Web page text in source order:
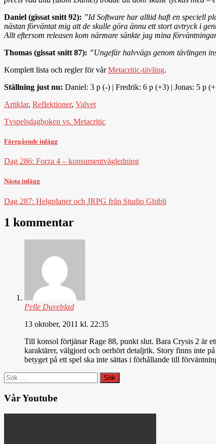
Daniel (gissat snitt 92): ”Id Software har alltid haft en speciell
nästan förväntat mig att de skulle göra ännu ett stort avtryck i
Allt eftersom releasen kom närmare sänkte jag mina
Thomas (gissat snitt 87): ”Ungefär halvvägs genom tävlingen
Komplett lista och regler för vårMetacritic-tävling.
Ställning just nu: Daniel: 3 p (-) | Fredrik: 6 p (+3) | Jonas: 5 p
Artiklar, Reflektioner, Valvet
Tvspelsdagboken vs. Metacritic
Föregående inlägg
Dag 286: Forza 4 – konsumentvägledning
Nästa inlägg
Dag 287: Helgplaner och JRPG från Studio Ghibli
1 kommentar
Pelle Duveblad
13 oktober, 2011 kl. 22:35
Till konsol förtjänar Rage 88, punkt slut. Bara Crysis 2 är
karaktärer, välgjord och oerhört detaljrik. Story finns inte
betyget på ett spel ska inte sättas i förhållande till
Sök
efter:
Vår Youtube